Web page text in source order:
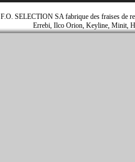
F.O. SELECTION SA fabrique des fraises de
Errebi, Ilco Orion, Keyline, Minit,